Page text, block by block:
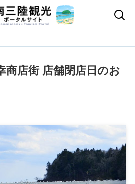
商店街 店舗閉店日のお